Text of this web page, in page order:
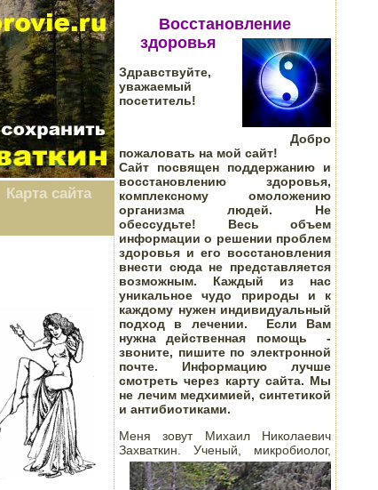
Карта сайта
Восстановление
здоровья
Здравствуйте,
уважаемый
посетитель!
Добро
пожаловать на мой сайт!
Сайт посвящен поддержанию и
восстановлению здоровья,
комплексному омоложению
организма людей. Не
обессудьте! Весь объем
информации о решении проблем
здоровья и его восстановления
внести сюда не представляется
возможным. Каждый из нас
уникальное чудо природы и к
каждому нужен индивидуальный
подход в лечении. Если Вам
нужна действенная помощь -
звоните, пишите по электронной
почте. Информацию лучше
смотреть через карту сайта. Мы
не лечим медхимией, синтетикой
и антибиотиками.
Меня зовут Михаил Николаевич
Захваткин. Ученый, микробиолог,